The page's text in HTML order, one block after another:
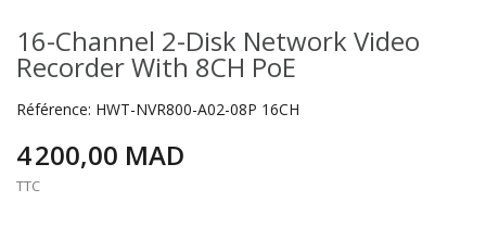
16-Channel 2-Disk Network Video
Recorder With 8CH PoE
Référence: HWT-NVR800-A02-08P 16CH
4 200,00 MAD
TTC